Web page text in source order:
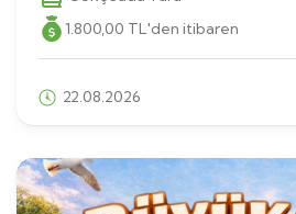
1.800,00 TL'den itibaren
22.08.2026